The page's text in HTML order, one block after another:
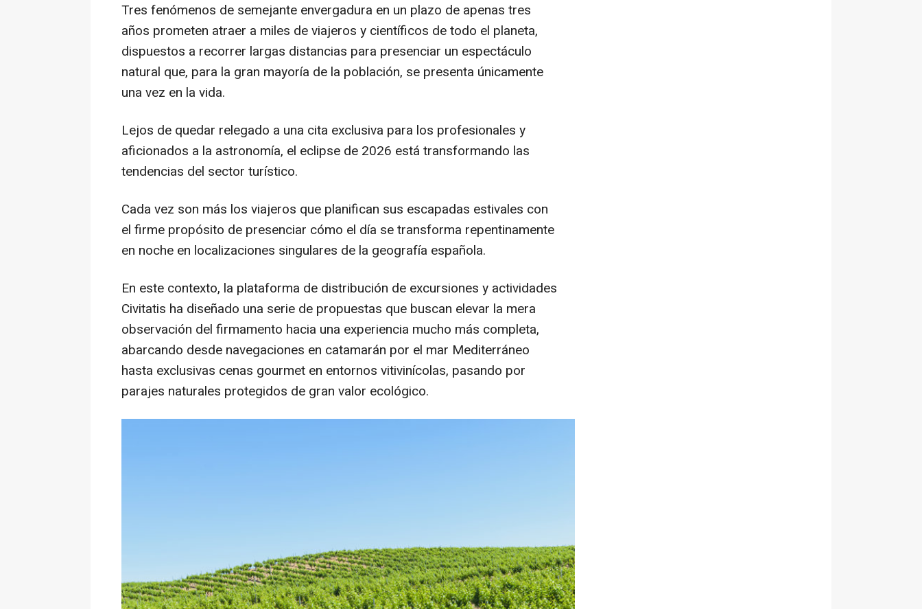
Tres fenómenos de semejante envergadura en un plazo de apenas tres
años prometen atraer a miles de viajeros y científicos de todo el planeta,
dispuestos a recorrer largas distancias para presenciar un espectáculo
natural que, para la gran mayoría de la población, se presenta únicamente
una vez en la vida.
Lejos de quedar relegado a una cita exclusiva para los profesionales y
aficionados a la astronomía, el eclipse de 2026 está transformando las
tendencias del sector turístico.
Cada vez son más los viajeros que planifican sus escapadas estivales con
el firme propósito de presenciar cómo el día se transforma repentinamente
en noche en localizaciones singulares de la geografía española.
En este contexto, la plataforma de distribución de excursiones y actividades
Civitatis ha diseñado una serie de propuestas que buscan elevar la mera
observación del firmamento hacia una experiencia mucho más completa,
abarcando desde navegaciones en catamarán por el mar Mediterráneo
hasta exclusivas cenas gourmet en entornos vitivinícolas, pasando por
parajes naturales protegidos de gran valor ecológico.